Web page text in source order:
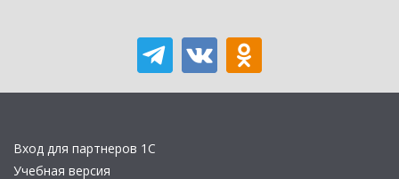
Вход для партнеров 1С
Учебная версия